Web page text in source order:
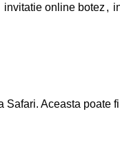
invitatie online botez ,
Aceasta